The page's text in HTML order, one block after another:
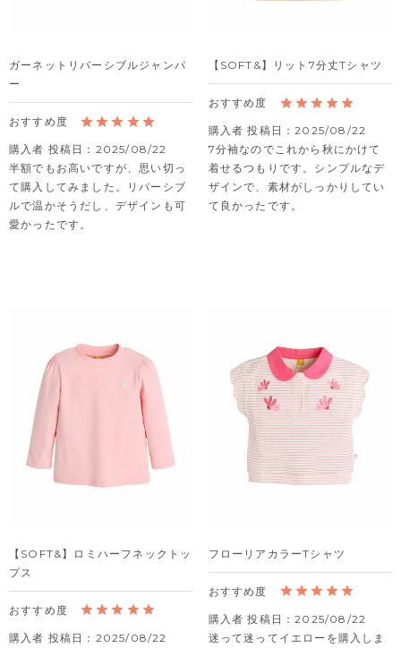
ガーネットリバーシブルジャンパ
ー
購入者 投稿日
2025/08/22
半額でもお高いですが、思い切っ
て購入してみました。リバーシブ
ルで温かそうだし、デザインも可
愛かったです。
【SOFT&】リット7分丈Tシャツ
購入者 投稿日
2025/08/22
7分袖なのでこれから秋にかけて
着せるつもりです。シンプルなデ
ザインで、素材がしっかりしてい
て良かったです。
【SOFT&】ロミハーフネックトッ
プス
購入者 投稿日
2025/08/22
フローリアカラーTシャツ
購入者 投稿日
2025/08/22
迷って迷ってイエローを購入しま